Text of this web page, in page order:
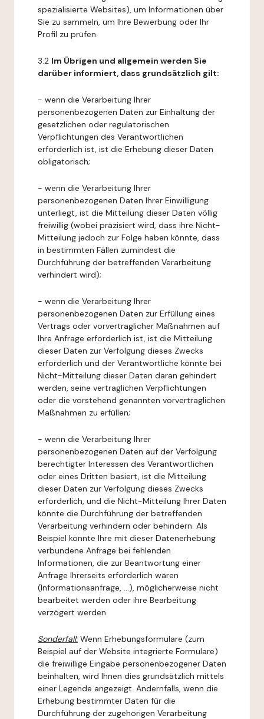
spezialisierte Websites), um Informationen über
Sie zu sammeln, um Ihre Bewerbung oder Ihr
Profil zu prüfen.
3.2 Im Übrigen und allgemein werden Sie
darüber informiert, dass grundsätzlich gilt:
- wenn die Verarbeitung Ihrer
personenbezogenen Daten zur Einhaltung der
gesetzlichen oder regulatorischen
Verpflichtungen des Verantwortlichen
erforderlich ist, ist die Erhebung dieser Daten
obligatorisch;
- wenn die Verarbeitung Ihrer
personenbezogenen Daten Ihrer Einwilligung
unterliegt, ist die Mitteilung dieser Daten völlig
freiwillig (wobei präzisiert wird, dass ihre Nicht-
Mitteilung jedoch zur Folge haben könnte, dass
in bestimmten Fällen zumindest die
Durchführung der betreffenden Verarbeitung
verhindert wird);
- wenn die Verarbeitung Ihrer
personenbezogenen Daten zur Erfüllung eines
Vertrags oder vorvertraglicher Maßnahmen auf
Ihre Anfrage erforderlich ist, ist die Mitteilung
dieser Daten zur Verfolgung dieses Zwecks
erforderlich und der Verantwortliche könnte bei
Nicht-Mitteilung dieser Daten daran gehindert
werden, seine vertraglichen Verpflichtungen
oder die vorstehend genannten vorvertraglichen
Maßnahmen zu erfüllen;
- wenn die Verarbeitung Ihrer
personenbezogenen Daten auf der Verfolgung
berechtigter Interessen des Verantwortlichen
oder eines Dritten basiert, ist die Mitteilung
dieser Daten zur Verfolgung dieses Zwecks
erforderlich, und die Nicht-Mitteilung Ihrer Daten
könnte die Durchführung der betreffenden
Verarbeitung verhindern oder behindern. Als
Beispiel könnte Ihre mit dieser Datenerhebung
verbundene Anfrage bei fehlenden
Informationen, die zur Beantwortung einer
Anfrage Ihrerseits erforderlich wären
(Informationsanfrage, ...), möglicherweise nicht
bearbeitet werden oder ihre Bearbeitung
verzögert werden.
Sonderfall:Wenn Erhebungsformulare (zum
Beispiel auf der Website integrierte Formulare)
die freiwillige Eingabe personenbezogener Daten
beinhalten, wird Ihnen dies grundsätzlich mittels
einer Legende angezeigt. Andernfalls, wenn die
Erhebung bestimmter Daten für die
Durchführung der zugehörigen Verarbeitung